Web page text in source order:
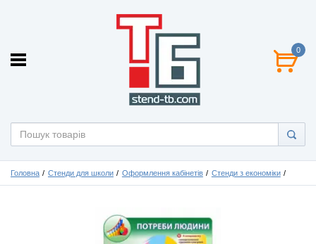
0
Головна Стенди для школи Оформлення кабінетів Стенди з економіки